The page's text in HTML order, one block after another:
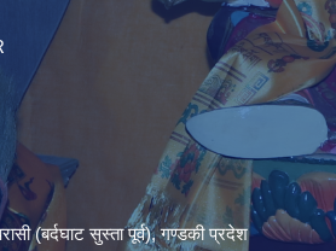
(बर्दघाट सुस्ता पूर्व), गण्डकी प्रदेश